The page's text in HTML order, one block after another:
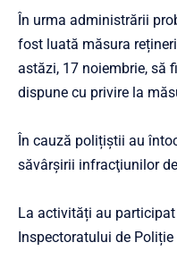
În urma administrării
fost luată măsura
astăzi, 17 noiembrie, să
dispune cu privire la
În cauză polițiștii au
săvârşirii infracţiunilor
La activități au
Inspectoratului de